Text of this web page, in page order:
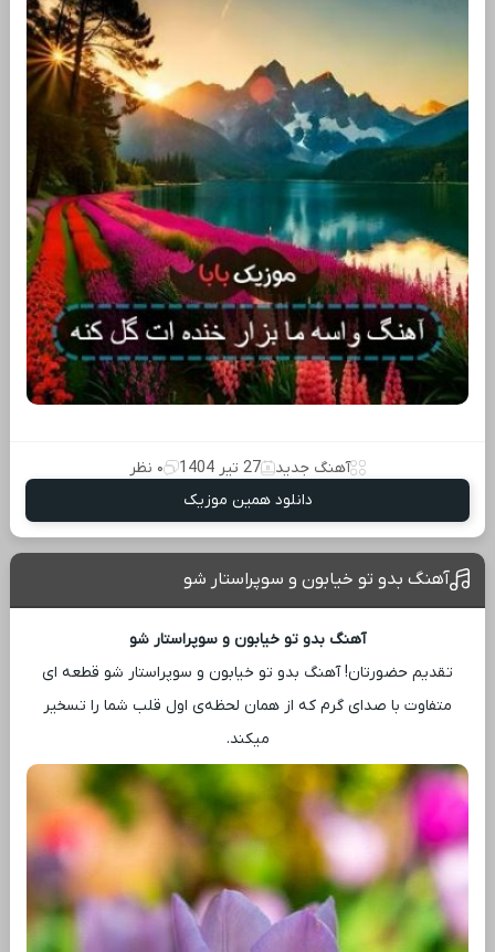
آهنگ جدید 27 تیر 1404
۰ نظر
دانلود همین موزیک
آهنگ بدو تو خیابون و سوپراستار شو
آهنگ بدو تو خیابون و سوپراستار شو
تقدیم حضورتان! آهنگ بدو تو خیابون و سوپراستار شو قطعه ‌ای
متفاوت با صدای گرم که از همان لحظه‌ی اول قلب شما را تسخیر
میکند.